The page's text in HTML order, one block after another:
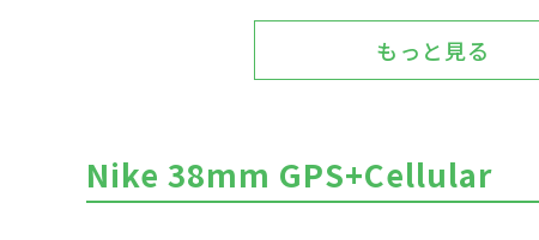
もっと見る
Nike 38mm GPS+Cellular